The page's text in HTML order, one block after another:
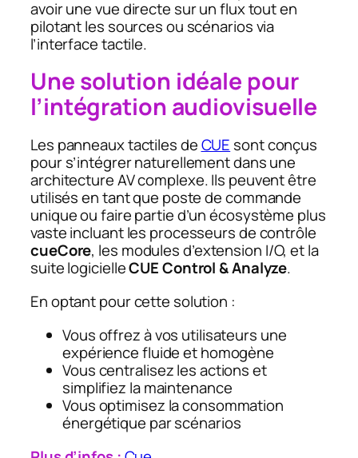
avoir une vue directe sur un flux tout en
pilotant les sources ou scénarios via
l’interface tactile.
Une solution idéale pour
l’intégration audiovisuelle
Les panneaux tactiles deCUE sont conçus
pour s’intégrer naturellement dans une
architecture AV complexe. Ils peuvent être
utilisés en tant que poste de commande
unique ou faire partie d’un écosystème plus
vaste incluant les processeurs de contrôle
cueCore, les modules d’extension I/O, et la
suite logicielleCUE Control & Analyze.
En optant pour cette solution :
Vous offrez à vos utilisateurs une
expérience fluide et homogène
Vous centralisez les actions et
simplifiez la maintenance
Vous optimisez la consommation
énergétique par scénarios